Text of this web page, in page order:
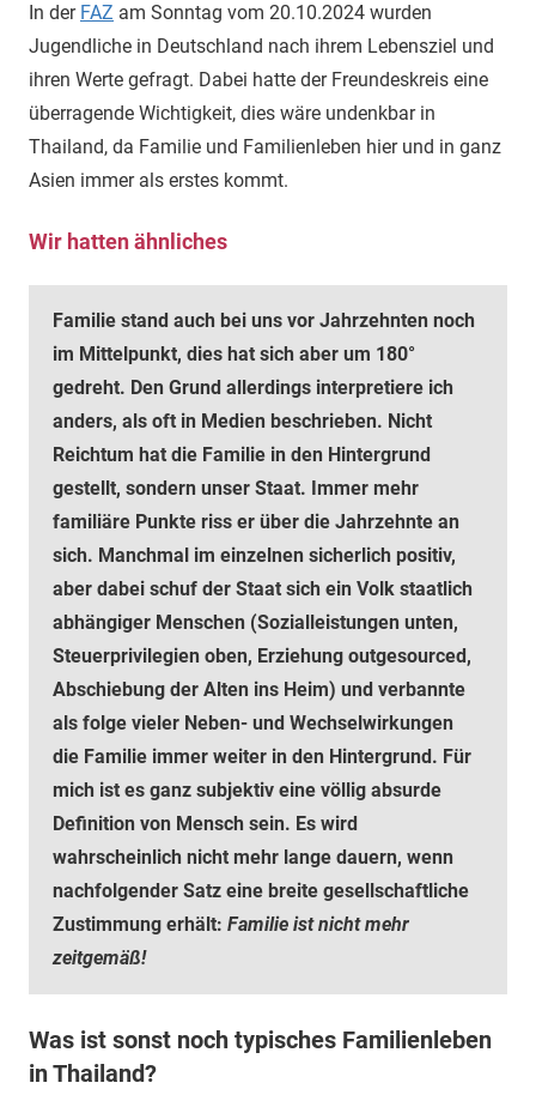
In der FAZ am Sonntag vom 20.10.2024 wurden
Jugendliche in Deutschland nach ihrem Lebensziel und
ihren Werte gefragt. Dabei hatte der Freundeskreis eine
überragende Wichtigkeit, dies wäre undenkbar in
Thailand, da Familie und Familienleben hier und in ganz
Asien immer als erstes kommt.
Wir hatten ähnliches
Familie stand auch bei uns vor Jahrzehnten noch
im Mittelpunkt, dies hat sich aber um 180°
gedreht. Den Grund allerdings interpretiere ich
anders, als oft in Medien beschrieben. Nicht
Reichtum hat die Familie in den Hintergrund
gestellt, sondern unser Staat. Immer mehr
familiäre Punkte riss er über die Jahrzehnte an
sich. Manchmal im einzelnen sicherlich positiv,
aber dabei schuf der Staat sich ein Volk staatlich
abhängiger Menschen (Sozialleistungen unten,
Steuerprivilegien oben, Erziehung outgesourced,
Abschiebung der Alten ins Heim) und verbannte
als folge vieler Neben- und Wechselwirkungen
die Familie immer weiter in den Hintergrund. Für
mich ist es ganz subjektiv eine völlig absurde
Definition von Mensch sein. Es wird
wahrscheinlich nicht mehr lange dauern, wenn
nachfolgender Satz eine breite gesellschaftliche
Zustimmung erhält: Familie ist nicht mehr
zeitgemäß!
Was ist sonst noch typisches Familienleben
in Thailand?